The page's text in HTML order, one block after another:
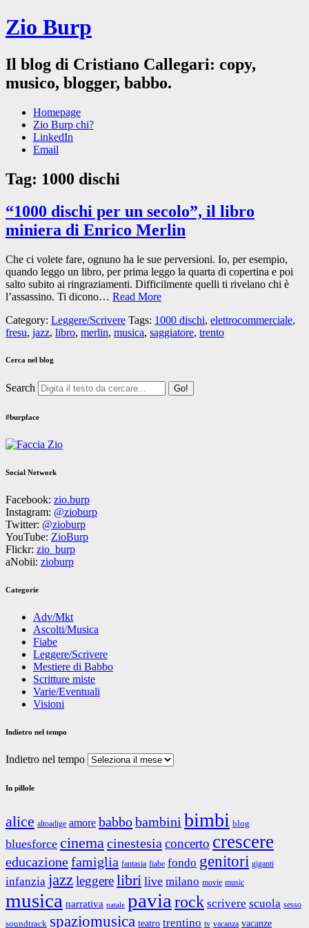
Zio Burp
Il blog di Cristiano Callegari: copy,
musico, blogger, babbo.
Homepage
Zio Burp chi?
LinkedIn
Email
Tag: 1000 dischi
“1000 dischi per un secolo”, il libro
miniera di Enrico Merlin
Che ci volete fare, ognuno ha le sue perversioni. Io, per esempio,
quando leggo un libro, per prima leggo la quarta di copertina e poi
salto subito ai ringraziamenti. Difficilmente quelli ti rivelano chi è
l’assassino. Ti dicono… Read More
Category: Leggere/Scrivere Tags: 1000 dischi, elettrocommerciale,
fresu, jazz, libro, merlin, musica, saggiatore, trento
Cerca nel blog
Search
#burpface
Social Network
Facebook: zio.burp
Instagram: @zioburp
Twitter: @zioburp
YouTube: ZioBurp
Flickr: zio_burp
aNobii: zioburp
Categorie
Adv/Mkt
Ascolti/Musica
Fiabe
Leggere/Scrivere
Mestiere di Babbo
Scritture miste
Varie/Eventuali
Visioni
Indietro nel tempo
Indietro nel tempo
In pillole
alice altoadige amore babbobambini bimbi blog
bluesforce cinemacinestesia concerto crescere
educazionefamiglia fantasia fiabe fondo genitori giganti
infanzia jazzleggerelibri live milano movie music
musica narrativa natale pavia rock scrivere scuola sesso
soundtrack spaziomusica teatro trentino tv vacanza vacanze